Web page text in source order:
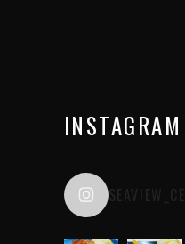
INSTAGRAM